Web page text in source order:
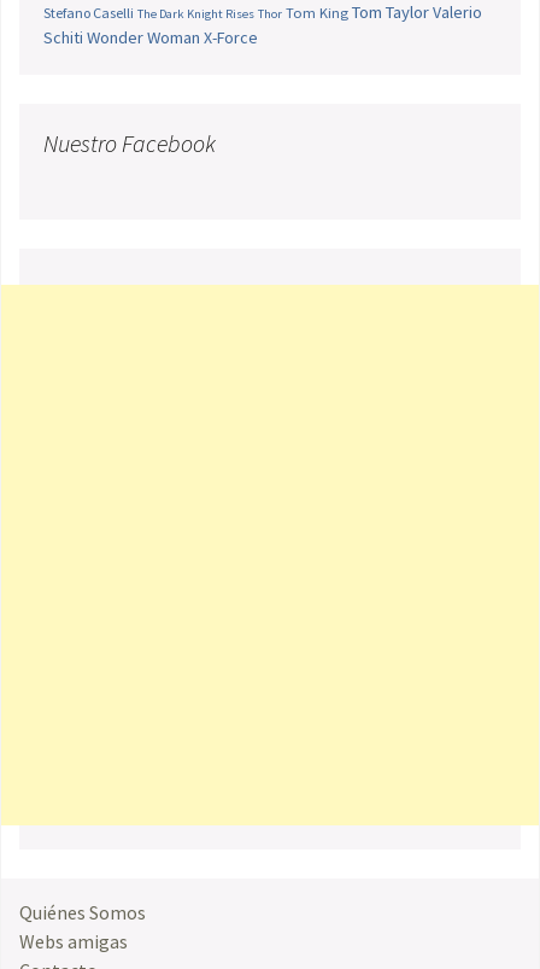
Stefano Caselli The Dark Knight Rises Thor Tom King Tom TaylorValerio
Schiti Wonder Woman X-Force
Nuestro Facebook
Quiénes Somos
Webs amigas